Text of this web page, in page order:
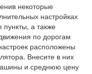
некоторые
настройках
а также
по дорогам
расположены
Внесите в них
и среднюю цену